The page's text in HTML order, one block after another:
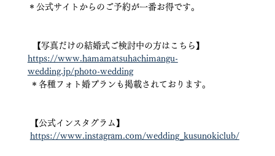
＊公式サイトからのご予約が一番お得です。
  【写真だけの結婚式ご検討中の方はこちら】
https://www.hamamatsuhachimangu-
wedding.jp/photo-wedding
＊各種フォト婚プランも掲載されております。
【公式インスタグラム】
https://www.instagram.com/wedding_kusunokiclub/